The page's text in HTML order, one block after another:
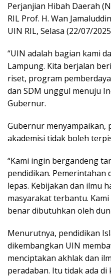
Perjanjian Hibah Daerah
RIL Prof. H. Wan
UIN RIL, Selasa (22/07/
“UIN adalah bagian kami
Lampung. Kita berjalan
riset, program
dan SDM unggul menuju
Gubernur.
Gubernur menyampaikan,
akademisi tidak boleh
“Kami ingin bergandeng
pendidikan. Pemerintahan
lepas. Kebijakan dan ilmu
masyarakat terbantu.
benar dibutuhkan oleh
Menurutnya, pendidikan
dikembangkan UIN
menciptakan akhlak dan
peradaban. Itu tidak ada di